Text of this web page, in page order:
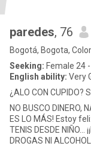
paredes, 76
Bogotá, Bogota,
Seeking: Female 24
English ability: Very
¿ALO CON CUPIDO?
NO BUSCO DINERO,
ES LO MÁS! Estoy
TENIS DESDE NIÑO...
DROGAS NI